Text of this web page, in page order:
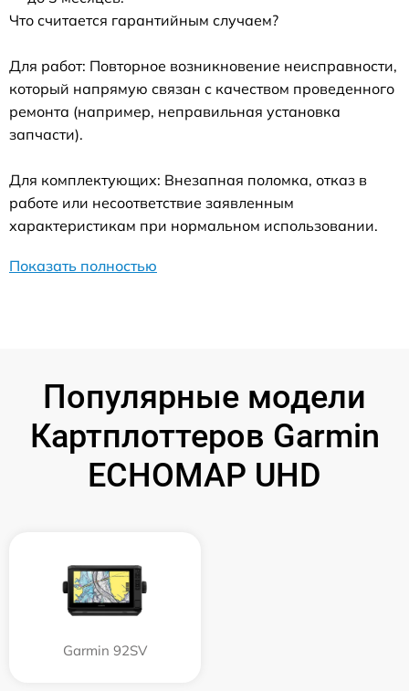
Что считается гарантийным случаем?
Для работ: Повторное возникновение неисправности,
который напрямую связан с качеством проведенного
ремонта (например, неправильная установка
запчасти).
Для комплектующих: Внезапная поломка, отказ в
работе или несоответствие заявленным
характеристикам при нормальном использовании.
Показать полностью
Популярные модели
Картплоттеров Garmin
ECHOMAP UHD
Garmin 92SV